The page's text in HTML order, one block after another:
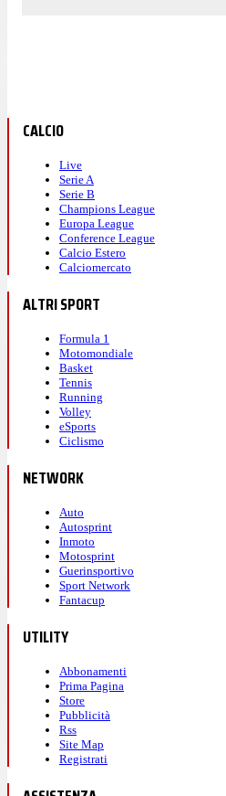
CALCIO
Live
Serie A
Serie B
Champions League
Europa League
Conference League
Calcio Estero
Calciomercato
ALTRI SPORT
Formula 1
Motomondiale
Basket
Tennis
Running
Volley
eSports
Ciclismo
NETWORK
Auto
Autosprint
Inmoto
Motosprint
Guerinsportivo
Sport Network
Fantacup
UTILITY
Abbonamenti
Prima Pagina
Store
Pubblicità
Rss
Site Map
Registrati